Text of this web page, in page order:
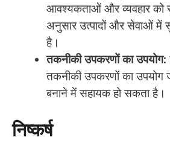
आवश्यकताओं और व्यवहार को
अनुसार उत्पादों और सेवाओं में
है।
तकनीकी उपकरणों का उपयोग:
तकनीकी उपकरणों का उपयोग
बनाने में सहायक हो सकता है।
निष्कर्ष